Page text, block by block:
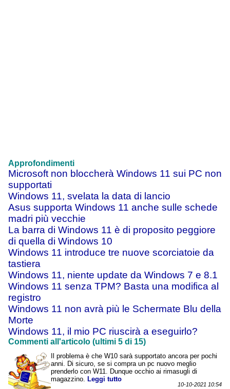
Approfondimenti
Microsoft non bloccherà Windows 11 sui PC non
supportati
Windows 11, svelata la data di lancio
Asus supporta Windows 11 anche sulle schede
madri più vecchie
La barra di Windows 11 è di proposito peggiore
di quella di Windows 10
Windows 11 introduce tre nuove scorciatoie da
tastiera
Windows 11, niente update da Windows 7 e 8.1
Windows 11 senza TPM? Basta una modifica al
registro
Windows 11 non avrà più le Schermate Blu della
Morte
Windows 11, il mio PC riuscirà a eseguirlo?
Commenti all'articolo (ultimi 5 di 15)
Il problema è che W10 sarà supportato ancora per pochi
anni. Di sicuro, se si compra un pc nuovo meglio
prenderlo con W11. Dunque occhio ai rimasugli di
magazzino.Leggi tutto
10-10-2021 10:54